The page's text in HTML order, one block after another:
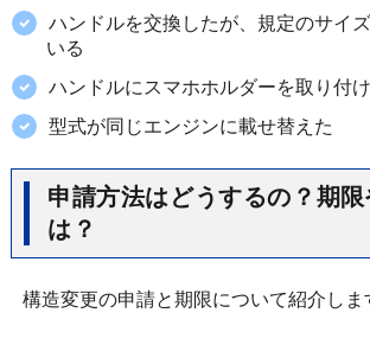
ハンドルを交換したが、規定のサイ
いる
ハンドルにスマホホルダーを取り付
型式が同じエンジンに載せ替えた
申請方法はどうするの？期
は？
構造変更の申請と期限について紹介しま